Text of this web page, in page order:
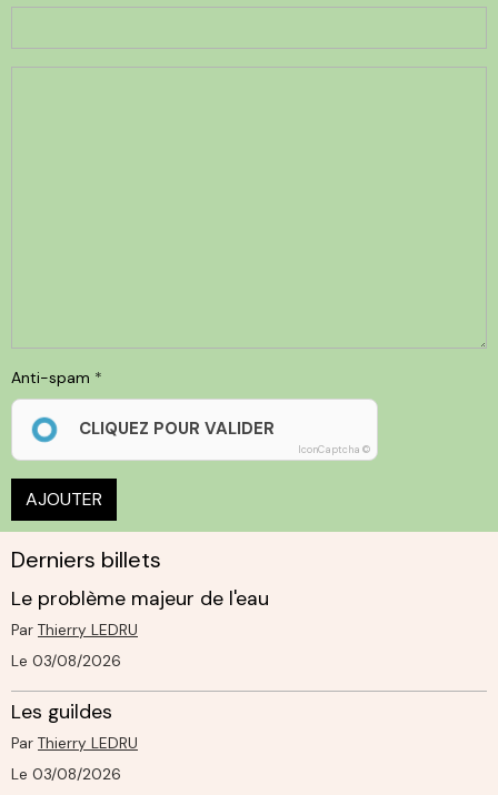
Anti-spam
CLIQUEZ POUR VALIDER
IconCaptcha ©
AJOUTER
Derniers billets
Le problème majeur de l'eau
Par Thierry LEDRU
Le 03/08/2026
Les guildes
Par Thierry LEDRU
Le 03/08/2026